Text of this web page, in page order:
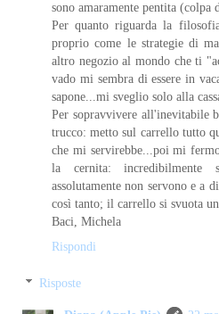
sono amaramente pentita
Per quanto riguarda la
proprio come le strategie di
altro negozio al mondo che ti
vado mi sembra di essere in
sapone...mi sveglio solo alla
Per sopravvivere all'inevitabile
trucco: metto sul carrello tutto
che mi servirebbe...poi mi
la cernita:
assolutamente non servono e a
così tanto; il carrello si svuota
Baci, Michela
Rispondi
Risposte